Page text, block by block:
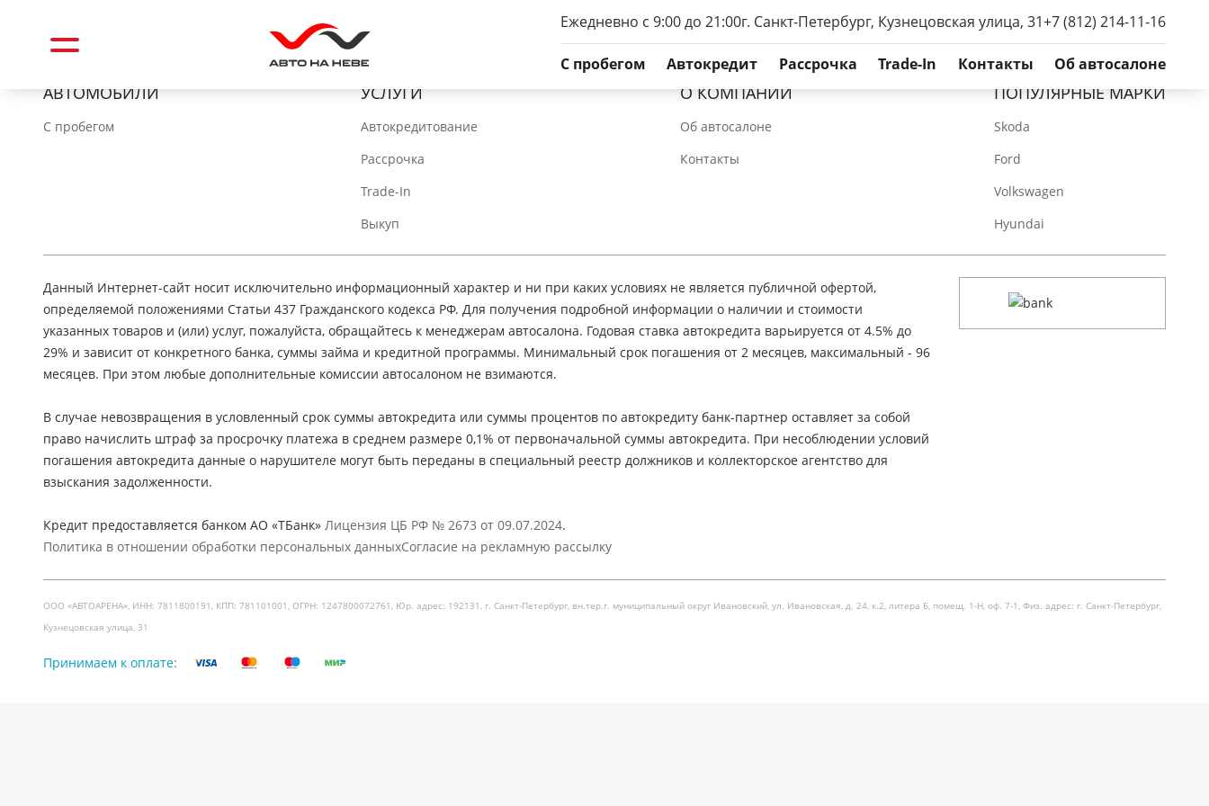
Ежедневно с 9:00 до 21:00г. Санкт-Петербург, Кузнецовская улица, 31+7 (812) 214-11-16
C пробегом Автокредит Рассрочка Trade-In Контакты Об автосалоне
АВТОМОБИЛИ
C пробегом
УСЛУГИ
Автокредитование
Рассрочка
Trade-In
Выкуп
О КОМПАНИИ
Об автосалоне
Контакты
ПОПУЛЯРНЫЕ МАРКИ
Skoda
Ford
Volkswagen
Hyundai
Данный Интернет-сайт носит исключительно информационный характер и ни при каких условиях не является публичной офертой,
определяемой положениями Статьи 437 Гражданского кодекса РФ. Для получения подробной информации о наличии и стоимости
указанных товаров и (или) услуг, пожалуйста, обращайтесь к менеджерам автосалона. Годовая ставка автокредита варьируется от 4.5% до
29% и зависит от конкретного банка, суммы займа и кредитной программы. Минимальный срок погашения от 2 месяцев, максимальный - 96
месяцев. При этом любые дополнительные комиссии автосалоном не взимаются.
В случае невозвращения в условленный срок суммы автокредита или суммы процентов по автокредиту банк-партнер оставляет за собой
право начислить штраф за просрочку платежа в среднем размере 0,1% от первоначальной суммы автокредита. При несоблюдении условий
погашения автокредита данные о нарушителе могут быть переданы в специальный реестр должников и коллекторское агентство для
взыскания задолженности.
Кредит предоставляется банком АО «ТБанк» Лицензия ЦБ РФ № 2673 от 09.07.2024.
Политика в отношении обработки персональных данныхСогласие на рекламную рассылку
ООО «АВТОАРЕНА», ИНН: 7811800191, КПП: 781101001, ОГРН: 1247800072761, Юр. адрес: 192131, г. Санкт-Петербург, вн.тер.г. муниципальный округ Ивановский, ул. Ивановская, д. 24, к.2, литера Б, помещ. 1-Н, оф. 7-1, Физ. адрес: г. Санкт-Петербург,
Кузнецовская улица, 31
Принимаем к оплате: